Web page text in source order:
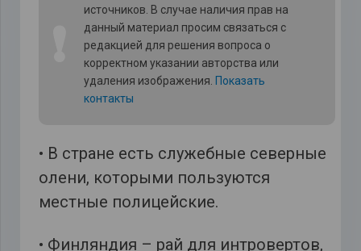
источников. В случае наличия прав на
данный материал просим связаться с
редакцией для решения вопроса о
корректном указании авторства или
удаления изображения. Показать
контакты
• В стране есть служебные северные
олени, которыми пользуются
местные полицейские.
• Финляндия – рай для интровертов,